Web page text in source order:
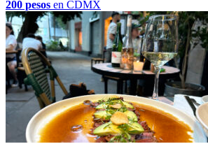
200 pesos en CDMX